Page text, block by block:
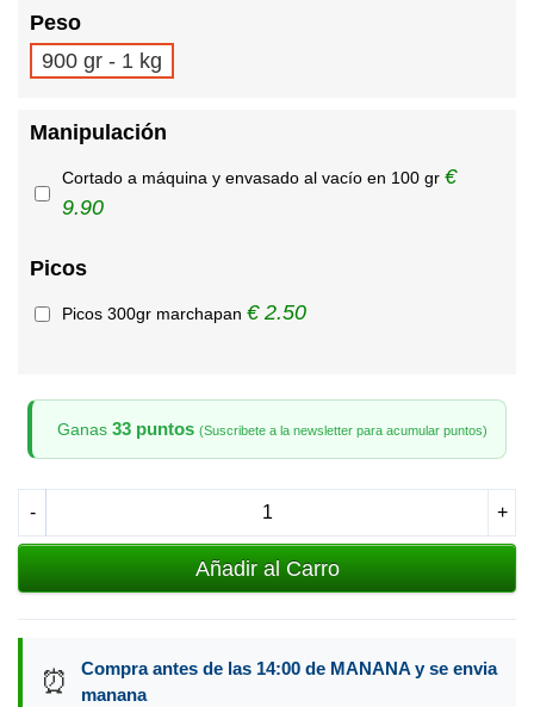
Peso
900 gr - 1 kg
Manipulación
Cortado a máquina y envasado al vacío en 100 gr €
9.90
Picos
Picos 300gr marchapan € 2.50
Ganas 33 puntos (Suscribete a la newsletter para acumular puntos)
- +
Añadir al Carro
⏰
Compra antes de las 14:00 de MANANA y se envia
manana